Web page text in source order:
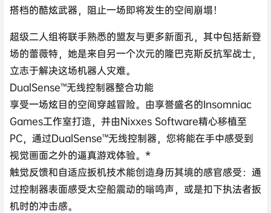
搭档的酷炫武器，阻止一场即将发生的空间崩塌！
超级二人组将联手熟悉的盟友与更多新面孔，其中包括新登
场的蕾薇特，她是来自另一个次元的隆巴克斯反抗军战士，
立志于解决这场机器人灾难。
DualSense™无线控制器整合功能
享受一场炫目的空间穿越冒险。由享誉盛名的Insomniac
Games工作室打造，并由Nixxes Software精心移植至
PC，通过DualSense™无线控制器，您将能在手中感受到
视觉画面之外的逼真游戏体验。*
触觉反馈和自适应扳机技术能创造身历其境的感官感受：通
过控制器表面感受太空船震动的嗡鸣声，或是扣下执法者扳
机时的冲击感。